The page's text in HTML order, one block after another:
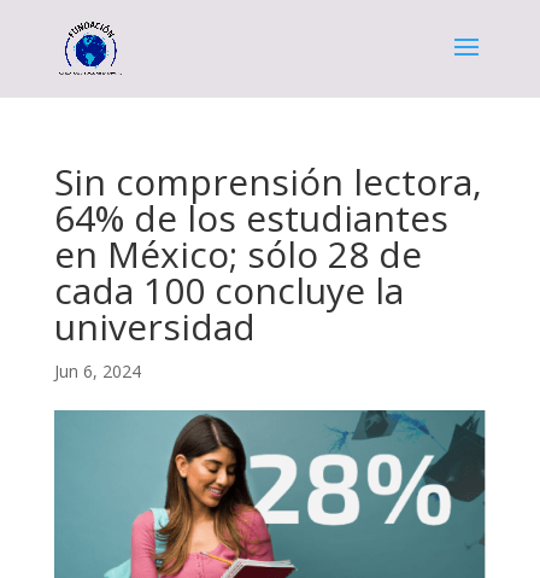
Sin comprensión lectora,
64% de los estudiantes
en México; sólo 28 de
cada 100 concluye la
universidad
Jun 6, 2024